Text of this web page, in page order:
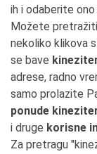
ih i odaberite
Možete
nekoliko klikova
se bave
adrese, radno
samo prolazite
ponude
i druge korisne
Za pretragu